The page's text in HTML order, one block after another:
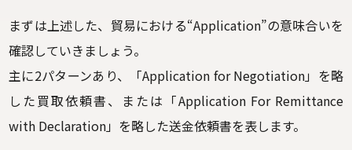
まずは上述した、貿易における“Application”の意味合いを
確認していきましょう。
主に2パターンあり、「Application for Negotiation」を略
した買取依頼書、または「Application For Remittance
with Declaration」を略した送金依頼書を表します。